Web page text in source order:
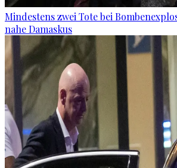
Mindestens zwei Tote bei
nahe Damaskus